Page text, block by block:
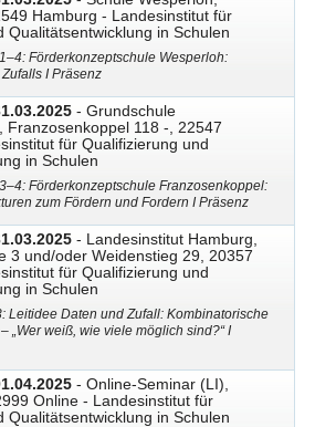
Hamburg - Landesinstitut für
Qualitätsentwicklung in Schulen
Förderkonzeptschule Wesperloh:
I Präsenz
- Grundschule
Franzosenkoppel 118 -, 22547
für Qualifizierung und
in Schulen
Förderkonzeptschule Franzosenkoppel:
zum Fördern und Fordern I Präsenz
- Landesinstitut Hamburg,
3 und/oder Weidenstieg 29, 20357
für Qualifizierung und
in Schulen
Leitidee Daten und Zufall: Kombinatorische
„Wer weiß, wie viele möglich sind?“ I
- Online-Seminar (LI),
Online - Landesinstitut für
Qualitätsentwicklung in Schulen